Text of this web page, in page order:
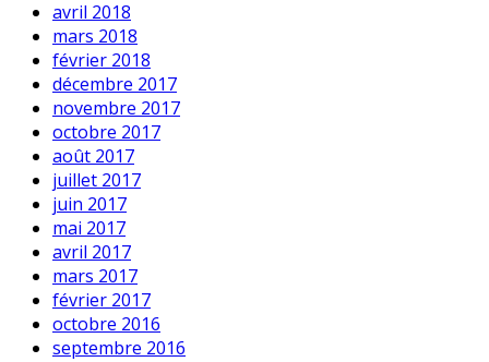
avril 2018
mars 2018
février 2018
décembre 2017
novembre 2017
octobre 2017
août 2017
juillet 2017
juin 2017
mai 2017
avril 2017
mars 2017
février 2017
octobre 2016
septembre 2016